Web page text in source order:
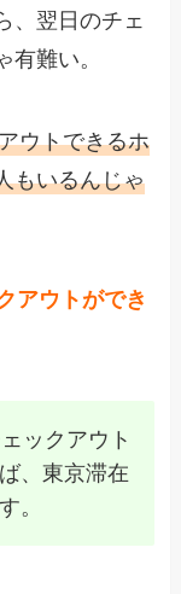
、翌日のチェ
有難い。
ウトできるホ
もいるんじゃ
アウトができ
ックアウト
、東京滞在
。